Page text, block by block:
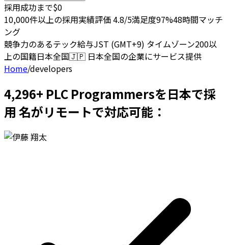
採用成功まで$0
10,000件以上の採用実績評価 4.8/5満足度97%48時間マッチ
ング
競争力のあるテック給与JST (GMT+9) タイムゾーン200以
上の国籍日本全国🇯🇵 日本全国の企業にサービス提供
Home/developers
4,296+ PLC Programmersを日本で採
用 名がリモートで対応可能：